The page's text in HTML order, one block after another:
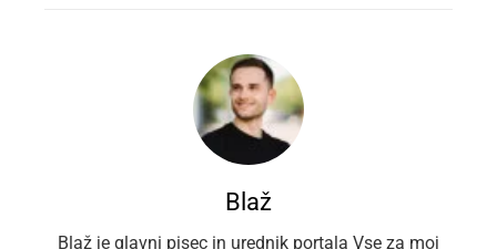
Blaž
Blaž je glavni pisec in urednik portala Vse za moj